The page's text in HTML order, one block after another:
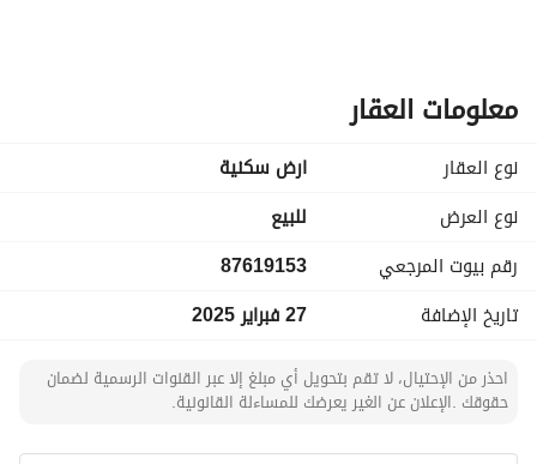
السعر:
1 مليون و 359 الف 512 ريال
الواجهة:
جنوب
الخدمات:
معلومات عن صك الملكية:
صك إلكتروني
رقم الخطة:
معلومات العقار
نوع العقار
ارض سكنية
نوع العرض
للبيع
رقم بيوت المرجعي
87619153
تاريخ الإضافة
27 فبراير 2025
احذر من الإحتيال، لا تقم بتحويل أي مبلغ إلا عبر القنوات الرسمية لضمان
حقوقك .الإعلان عن الغير يعرضك للمساءلة القانونية.